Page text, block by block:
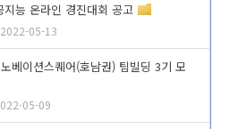
지능 온라인 경진대회 공고
2022-05-13
베이션스퀘어(호남권) 팀빌딩 3기 모
05-09